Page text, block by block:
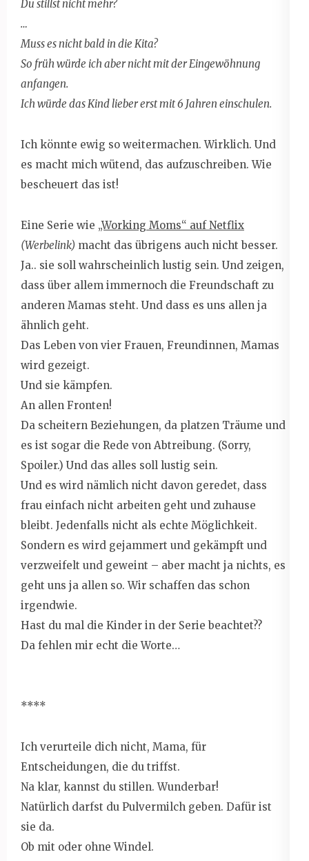
Du stillst nicht mehr?
…
Muss es nicht bald in die Kita?
So früh würde ich aber nicht mit der Eingewöhnung
anfangen.
Ich würde das Kind lieber erst mit 6 Jahren einschulen.
Ich könnte ewig so weitermachen. Wirklich. Und
es macht mich wütend, das aufzuschreiben. Wie
bescheuert das ist!
Eine Serie wie „Working Moms“ auf Netflix
(Werbelink) macht das übrigens auch nicht besser.
Ja.. sie soll wahrscheinlich lustig sein. Und zeigen,
dass über allem immernoch die Freundschaft zu
anderen Mamas steht. Und dass es uns allen ja
ähnlich geht.
Das Leben von vier Frauen, Freundinnen, Mamas
wird gezeigt.
Und sie kämpfen.
An allen Fronten!
Da scheitern Beziehungen, da platzen Träume und
es ist sogar die Rede von Abtreibung. (Sorry,
Spoiler.) Und das alles soll lustig sein.
Und es wird nämlich nicht davon geredet, dass
frau einfach nicht arbeiten geht und zuhause
bleibt. Jedenfalls nicht als echte Möglichkeit.
Sondern es wird gejammert und gekämpft und
verzweifelt und geweint – aber macht ja nichts, es
geht uns ja allen so. Wir schaffen das schon
irgendwie.
Hast du mal die Kinder in der Serie beachtet??
Da fehlen mir echt die Worte…
****
Ich verurteile dich nicht, Mama, für
Entscheidungen, die du triffst.
Na klar, kannst du stillen. Wunderbar!
Natürlich darfst du Pulvermilch geben. Dafür ist
sie da.
Ob mit oder ohne Windel.